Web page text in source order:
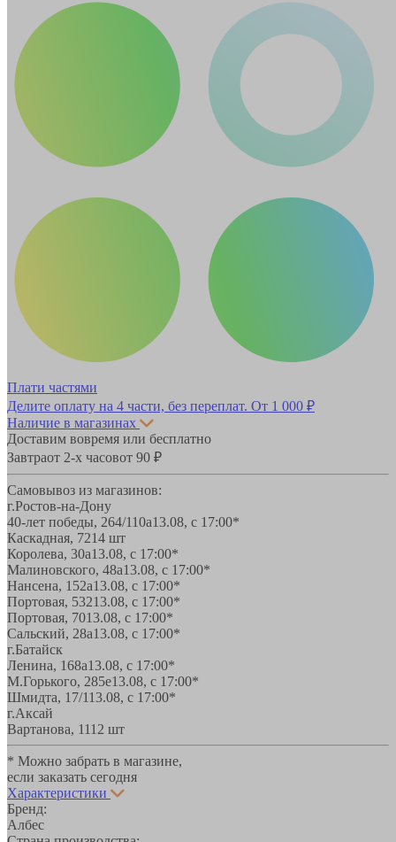
Плати частями
Делите оплату на 4 части, без переплат. От 1 000 ₽
Наличие в магазинах
Доставим вовремя или бесплатно
Завтраот 2-х часовот 90 ₽
Самовывоз из магазинов:
г.Ростов-на-Дону
40-лет победы, 264/110а13.08, с 17:00*
Каскадная, 7214 шт
Королева, 30а13.08, с 17:00*
Малиновского, 48а13.08, с 17:00*
Нансена, 152а13.08, с 17:00*
Портовая, 53213.08, с 17:00*
Портовая, 7013.08, с 17:00*
Сальский, 28a13.08, с 17:00*
г.Батайск
Ленина, 168а13.08, с 17:00*
М.Горького, 285е13.08, с 17:00*
Шмидта, 17/113.08, с 17:00*
г.Аксай
Вартанова, 1112 шт
* Можно забрать в магазине,
если заказать сегодня
Характеристики
Бренд:
Албес